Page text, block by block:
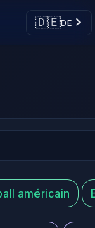
🇩🇪DE
américain